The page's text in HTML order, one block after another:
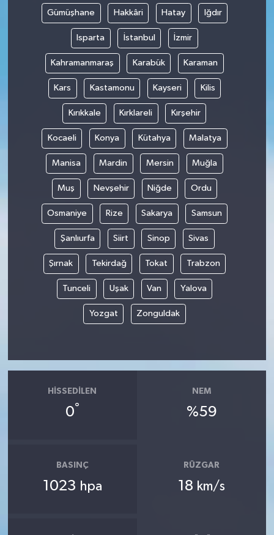
Gümüşhane Hakkâri Hatay Iğdır
Isparta İstanbul İzmir
Kahramanmaraş Karabük Karaman
Kars Kastamonu Kayseri Kilis
Kırıkkale Kırklareli Kırşehir
Kocaeli Konya Kütahya Malatya
Manisa Mardin Mersin Muğla
Muş Nevşehir Niğde Ordu
Osmaniye Rize Sakarya Samsun
Şanlıurfa Siirt Sinop Sivas
Şırnak Tekirdağ Tokat Trabzon
Tunceli Uşak Van Yalova
Yozgat Zonguldak
HISSEDILEN
0°
NEM
%59
BASINÇ
1023 hpa
RÜZGAR
18 km/s